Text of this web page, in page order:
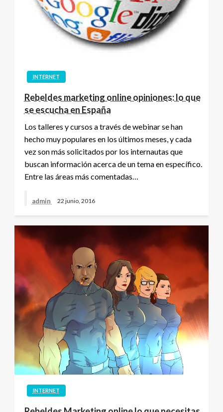
INTERNET
Rebeldes marketing online opiniones: lo que
se escucha en España
Los talleres y cursos a través de webinar se han
hecho muy populares en los últimos meses, y cada
vez son más solicitados por los internautas que
buscan información acerca de un tema en específico.
Entre las áreas más comentadas…
admin 22 junio, 2016
INTERNET